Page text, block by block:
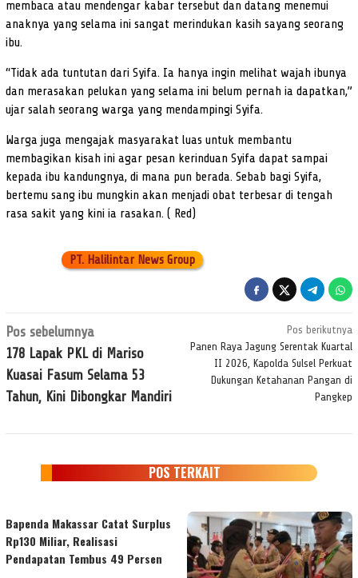
membaca atau mendengar kabar tersebut dan datang menemui
anaknya yang selama ini sangat merindukan kasih sayang seorang
ibu.
“Tidak ada tuntutan dari Syifa. Ia hanya ingin melihat wajah ibunya
dan merasakan pelukan yang selama ini belum pernah ia dapatkan,”
ujar salah seorang warga yang mendampingi Syifa.
Warga juga mengajak masyarakat luas untuk membantu
membagikan kisah ini agar pesan kerinduan Syifa dapat sampai
kepada ibu kandungnya, di mana pun berada. Sebab bagi Syifa,
bertemu sang ibu mungkin akan menjadi obat terbesar di tengah
rasa sakit yang kini ia rasakan. ( Red)
PT. Halilintar News Group
Navigasi
pos
Pos sebelumnya
178 Lapak PKL di Mariso
Kuasai Fasum Selama 53
Tahun, Kini Dibongkar Mandiri
Pos berikutnya
Panen Raya Jagung Serentak Kuartal
II 2026, Kapolda Sulsel Perkuat
Dukungan Ketahanan Pangan di
Pangkep
POS TERKAIT
Bapenda Makassar Catat Surplus
Rp130 Miliar, Realisasi
Pendapatan Tembus 49 Persen